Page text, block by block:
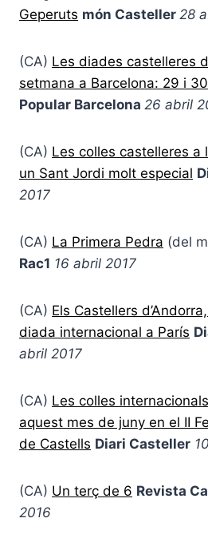
Geperuts món Casteller 28
(CA) Les diades castelleres
setmana a Barcelona: 29 i 30
Popular Barcelona 26 abril
(CA) Les colles castelleres a
un Sant Jordi molt especial
2017
(CA) La Primera Pedra (del
Rac1 16 abril 2017
(CA) Els Castellers
diada internacional a París
abril 2017
(CA) Les colles
aquest mes de juny en el II
de Castells Diari Casteller
(CA) Un terç de 6 Revista
2016